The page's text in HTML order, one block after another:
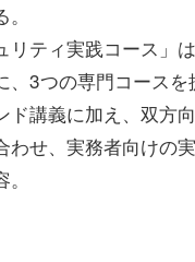
ティ実践コース」は
、3つの専門コースを
ド講義に加え、双方
わせ、実務者向けの